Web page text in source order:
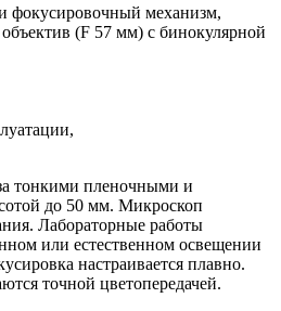
фокусировочный механизм,
объектив (F 57 мм) c бинокулярной
тонкими пленочными и
до 50 мм. Микроскоп
Лабораторные работы
или естественном освещении
настраивается плавно.
точной цветопередачей.